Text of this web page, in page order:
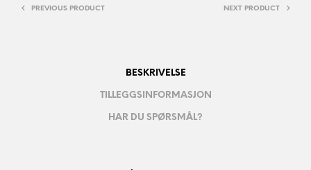
PREVIOUS PRODUCT NEXT PRODUCT
BESKRIVELSE
TILLEGGSINFORMASJON
HAR DU SPØRSMÅL?